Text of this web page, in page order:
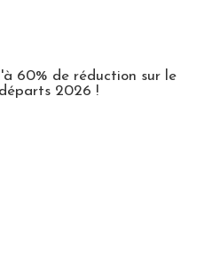
60% de réduction sur le
2026 !